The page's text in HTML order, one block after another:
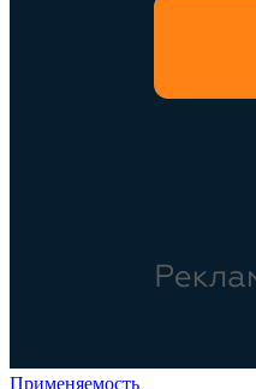
Применяемость